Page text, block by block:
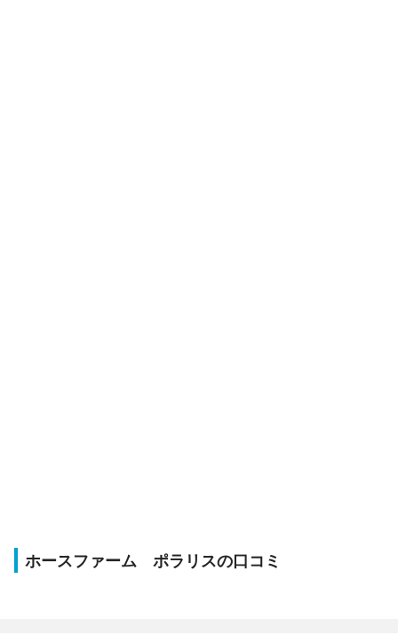
ホースファーム ポラリスの口コミ